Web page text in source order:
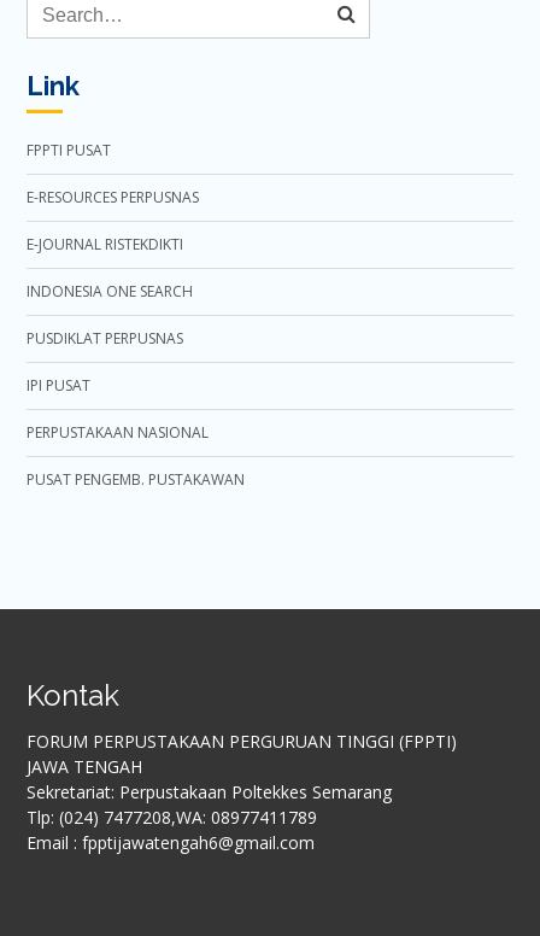
Link
FPPTI PUSAT
E-RESOURCES PERPUSNAS
E-JOURNAL RISTEKDIKTI
INDONESIA ONE SEARCH
PUSDIKLAT PERPUSNAS
IPI PUSAT
PERPUSTAKAAN NASIONAL
PUSAT PENGEMB. PUSTAKAWAN
Kontak
FORUM PERPUSTAKAAN PERGURUAN TINGGI (FPPTI)
JAWA TENGAH
Sekretariat: Perpustakaan Poltekkes Semarang
Tlp: (024) 7477208,WA: 08977411789
Email : fpptijawatengah6@gmail.com